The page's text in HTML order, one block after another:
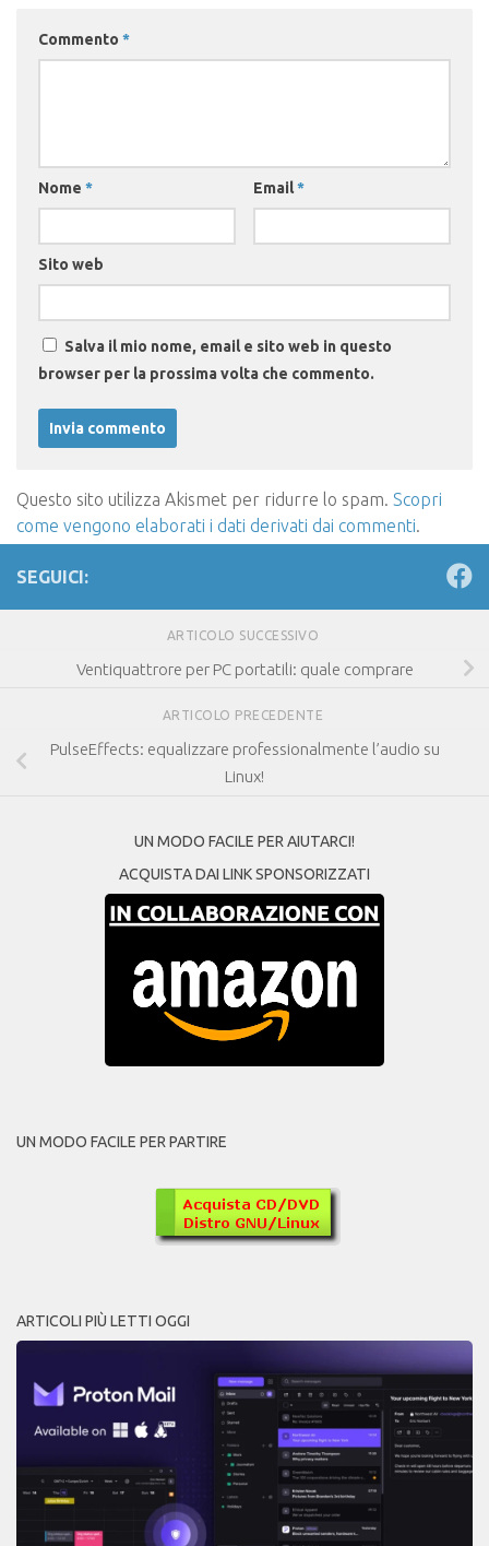
Commento *
Nome * Email*
Sito web
Salva il mio nome, email e sito web in questo
browser per la prossima volta che commento.
Questo sito utilizza Akismet per ridurre lo spam. Scopri
come vengono elaborati i dati derivati dai commenti.
SEGUICI:
ARTICOLO SUCCESSIVO
Ventiquattrore per PC portatili: quale comprare
ARTICOLO PRECEDENTE
PulseEffects: equalizzare professionalmente l’audio su
Linux!
UN MODO FACILE PER AIUTARCI!
ACQUISTA DAI LINK SPONSORIZZATI
UN MODO FACILE PER PARTIRE
ARTICOLI PIÙ LETTI OGGI